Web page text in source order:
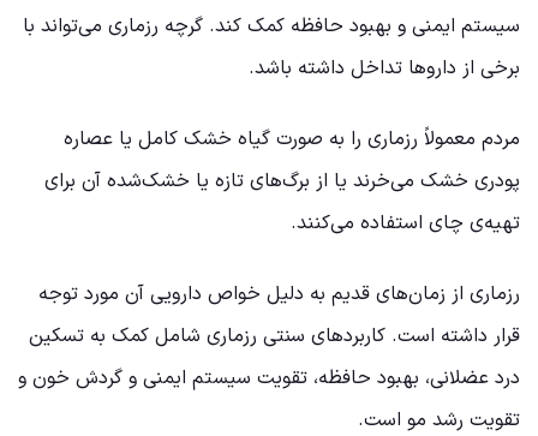
سیستم ایمنی و بهبود حافظه کمک کند. گرچه رزماری می‌تواند با
برخی از داروها تداخل داشته باشد.
مردم معمولاً رزماری را به صورت گیاه خشک کامل یا عصاره
پودری خشک می‌خرند یا از برگ‌های تازه یا خشک‌شده آن برای
تهیه‌ی چای استفاده می‌کنند.
رزماری از زمان‌های قدیم به دلیل خواص دارویی آن مورد توجه
قرار داشته است. کاربردهای سنتی رزماری شامل کمک به تسکین
درد عضلانی، بهبود حافظه، تقویت سیستم ایمنی و گردش خون و
تقویت رشد مو است.